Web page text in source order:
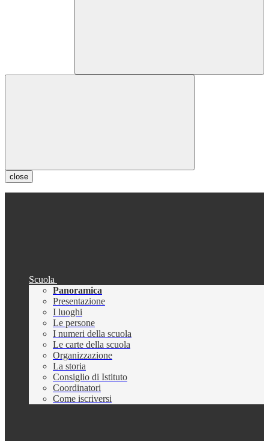
close
Scuola
Panoramica
Presentazione
I luoghi
Le persone
I numeri della scuola
Le carte della scuola
Organizzazione
La storia
Consiglio di Istituto
Coordinatori
Come iscriversi